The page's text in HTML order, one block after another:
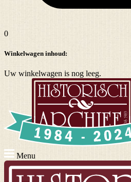
0
Winkelwagen inhoud:
Uw winkelwagen is nog leeg.
Menu